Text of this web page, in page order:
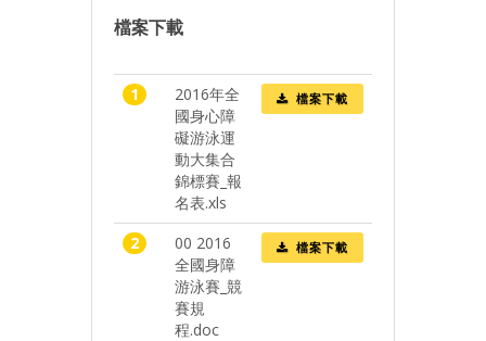
檔案下載
1
2016年全
國身心障
礙游泳運
動大集合
錦標賽_報
名表.xls
檔案下載
2
00 2016
全國身障
游泳賽_競
賽規
程.doc
檔案下載